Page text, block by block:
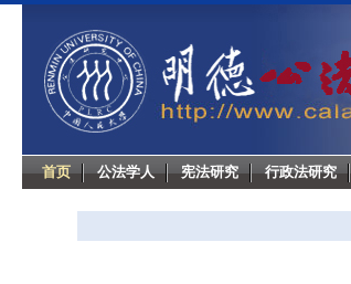
首页 公法学人 宪法研究 行政法研究